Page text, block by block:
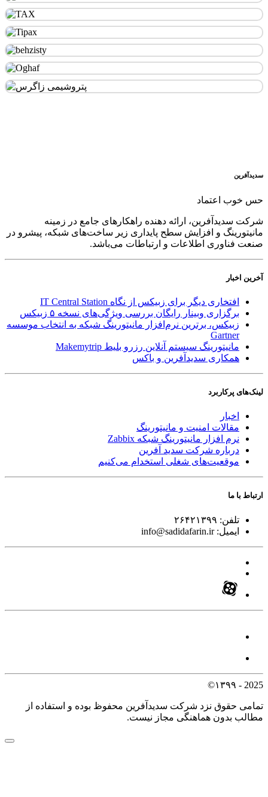
سدید‌آفرین
حس خوب اعتماد
شرکت سدید‌آفرین، ارائه دهنده راهکارهای جامع در زمینه
مانیتورینگ و افزایش سطح پایداری زیر ساخت‌های شبکه، پیشرو در
صنعت فناوری اطلاعات و ارتباطات می‌باشد.
آخرین اخبار
افتخاری دیگر برای زبیکس از نگاه IT Central Station
برگزاری وبینار رایگان بررسی ویژگی‌های نسخه ۵ زبیکس
زبیکس، برترین نرم‌افزار مانیتورینگ شبکه به انتخاب موسسه
Gartner
مانیتورینگ سیستم آنلاین رزرو بلیط Makemytrip
همکاری سدیدآفرین و باکس
لینک‌های پر‌کاربرد
اخبار
مقالات امنیت و مانیتورینگ
نرم افزار مانیتورینگ شبکه Zabbix
درباره شرکت سدید آفرین
موقعیت‌های شغلی استخدام ‌می‌کنیم
ارتباط با ما
تلفن: ۲۶۴۲۱۳۹۹
ایمیل:info@sadidafarin.ir
2025 - ۱۳۹۹©
تمامی حقوق نزد شرکت سدیدآفرین محفوظ بوده و استفاده از
مطالب بدون هماهنگی مجاز نیست.